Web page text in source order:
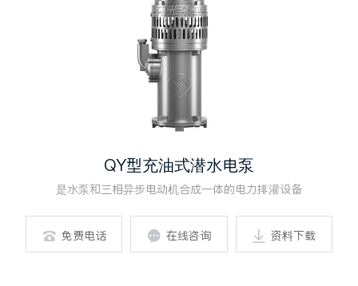
QY型充油式潜水电泵
是水泵和三相异步电动机合成一体的电力排灌设备
 免费电话  在线咨询  资料下载